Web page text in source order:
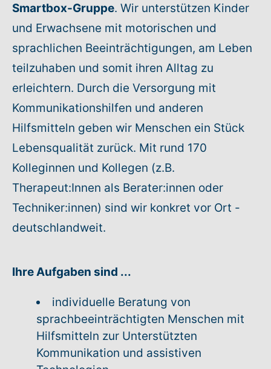
Smartbox-Gruppe. Wir unterstützen Kinder
und Erwachsene mit motorischen und
sprachlichen Beeinträchtigungen, am Leben
teilzuhaben und somit ihren Alltag zu
erleichtern. Durch die Versorgung mit
Kommunikationshilfen und anderen
Hilfsmitteln geben wir Menschen ein Stück
Lebensqualität zurück. Mit rund 170
Kolleginnen und Kollegen (z.B.
Therapeut:Innen als Berater:innen oder
Techniker:innen) sind wir konkret vor Ort -
deutschlandweit.
Ihre Aufgaben sind ...
individuelle Beratung von
sprachbeeinträchtigten Menschen mit
Hilfsmitteln zur Unterstützten
Kommunikation und assistiven